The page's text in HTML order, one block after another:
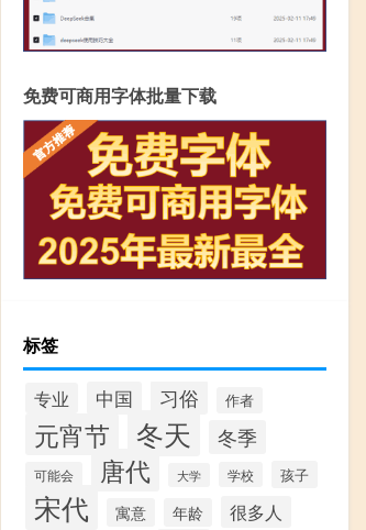
免费可商用字体批量下载
标签
专业 中国 习俗 作者
元宵节 冬天 冬季
可能会 唐代 大学 学校 孩子
宋代 寓意 年龄 很多人